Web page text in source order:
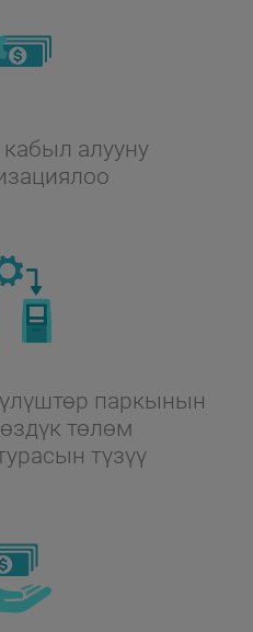
алууну
паркынын
төлөм
түзүү